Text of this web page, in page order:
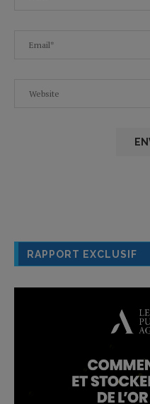
RAPPORT EXCLUSIF